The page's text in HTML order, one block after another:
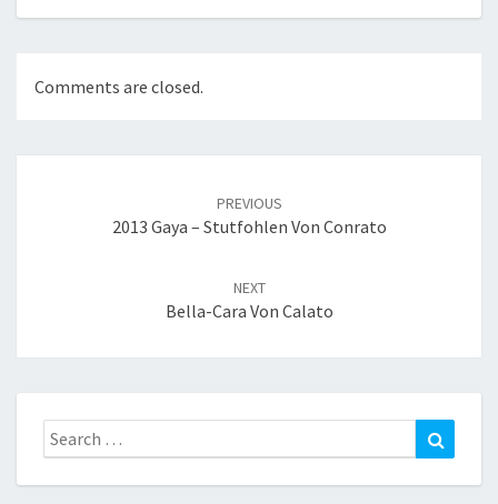
Comments are closed.
PREVIOUS
2013 Gaya – Stutfohlen Von Conrato
NEXT
Bella-Cara Von Calato
Search
for: